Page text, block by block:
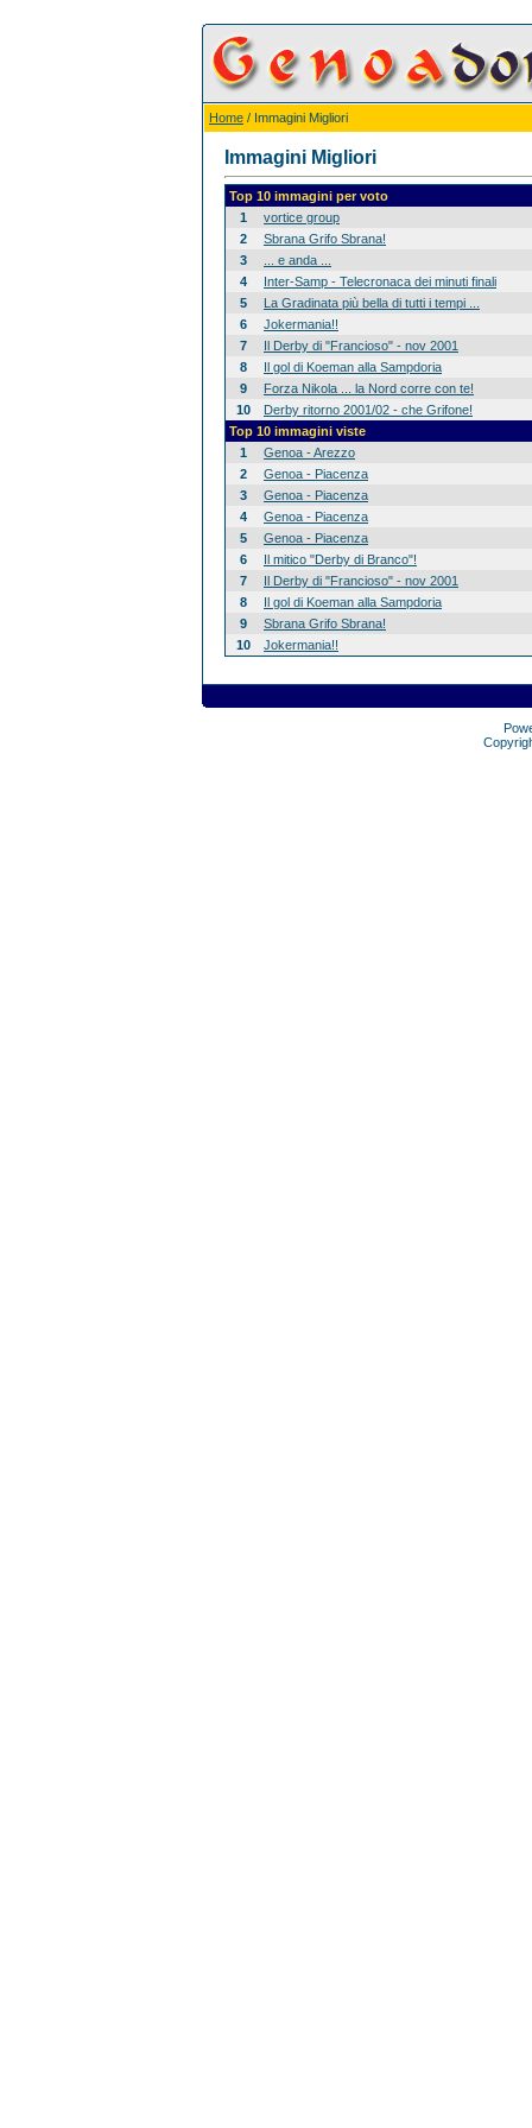
Home / Immagini Migliori
Immagini Migliori
Top 10 immagini per voto
1
vortice group
2
Sbrana Grifo Sbrana!
3
... e anda ...
4
Inter-Samp - Telecronaca dei minuti finali
5
La Gradinata più bella di tutti i tempi ...
6
Jokermania!!
7
Il Derby di "Francioso" - nov 2001
8
Il gol di Koeman alla Sampdoria
9
Forza Nikola ... la Nord corre con te!
10
Derby ritorno 2001/02 - che Grifone!
Top 10 immagini viste
1
Genoa - Arezzo
2
Genoa - Piacenza
3
Genoa - Piacenza
4
Genoa - Piacenza
5
Genoa - Piacenza
6
Il mitico "Derby di Branco"!
7
Il Derby di "Francioso" - nov 2001
8
Il gol di Koeman alla Sampdoria
9
Sbrana Grifo Sbrana!
10
Jokermania!!